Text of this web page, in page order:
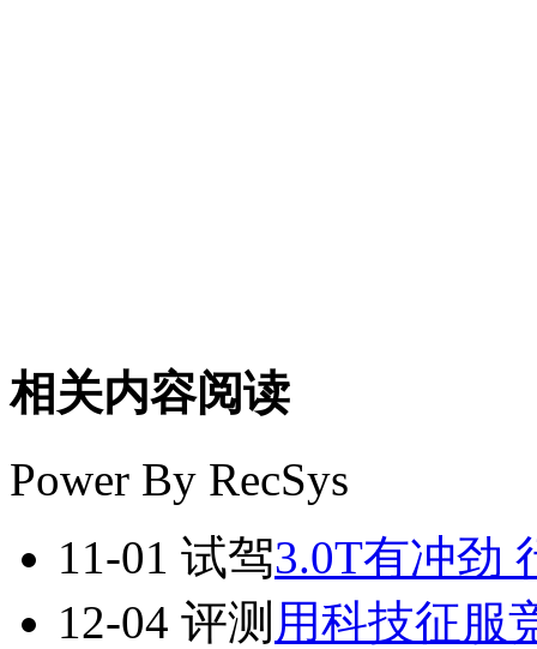
相关内容阅读
Power By RecSys
11-01 试驾3.0T有冲劲
12-04 评测 用科技征服